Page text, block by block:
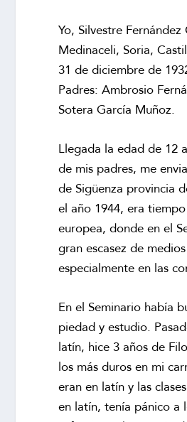
Yo, Silvestre
Medinaceli, Soria,
31 de diciembre de
Padres: Ambrosio
Sotera García Muñoz.
Llegada la edad de 12
de mis padres, me
de Sigüenza provincia
el año 1944, era
europea, donde en el
gran escasez de
especialmente en las
En el Seminario había
piedad y estudio.
latín, hice 3 años de
los más duros en mi
eran en latín y las
en latín, tenía pánico a